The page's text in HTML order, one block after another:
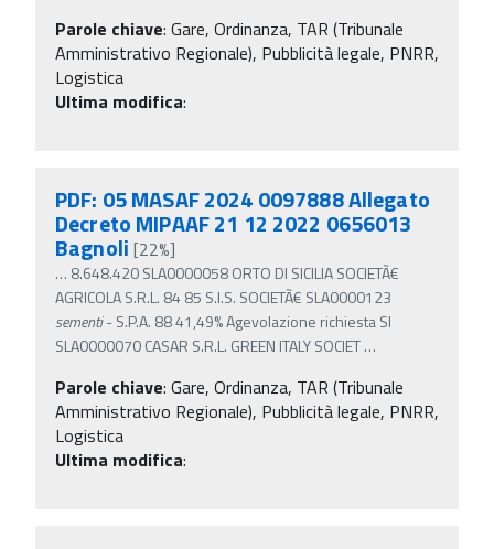
Parole chiave: Gare, Ordinanza, TAR (Tribunale
Amministrativo Regionale), Pubblicità legale, PNRR,
Logistica
Ultima modifica:
PDF: 05 MASAF 2024 0097888 Allegato
Decreto MIPAAF 21 12 2022 0656013
Bagnoli [22%]
… 8.648.420 SLA0000058 ORTO DI SICILIA SOCIETÃ€
AGRICOLA S.R.L. 84 85 S.I.S. SOCIETÃ€ SLA0000123
sementi- S.P.A. 88 41,49% Agevolazione richiesta SI
SLA0000070 CASAR S.R.L. GREEN ITALY SOCIET…
Parole chiave: Gare, Ordinanza, TAR (Tribunale
Amministrativo Regionale), Pubblicità legale, PNRR,
Logistica
Ultima modifica: